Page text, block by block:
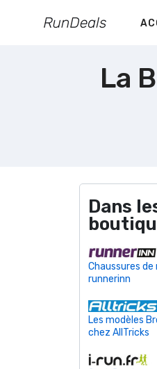
La
Dans
Chaussures de
runnerinn
Les modèles
chez AllTricks